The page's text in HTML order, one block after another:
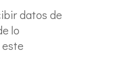
datos de
lo